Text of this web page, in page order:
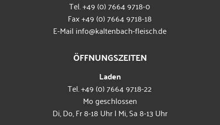
Tel.+49 (0) 7664 9718-0
Fax +49 (0) 7664 9718-18
E-Mail info@kaltenbach-fleisch.de
ÖFFNUNGSZEITEN
Laden
Tel. +49 (0) 7664 9718-22
Mo geschlossen
Di, Do, Fr 8-18 Uhr | Mi, Sa 8-13 Uhr